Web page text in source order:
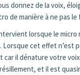
donnez de la voix,
de manière à ne pas le
lorsque le micro
Lorsque cet effet n’est
car il dénature votre
et il est